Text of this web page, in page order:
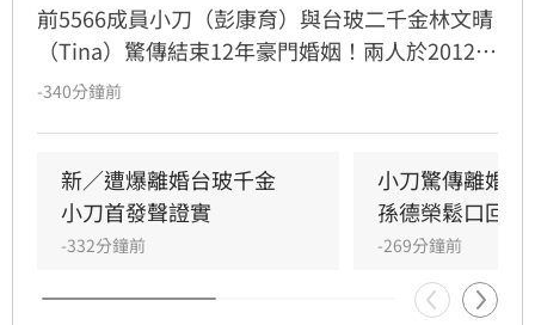
前5566成員小刀（彭康育）與台玻二千金林文晴
（Tina）驚傳結束12年豪門婚姻！兩人於2012年
舉辦耗資逾500萬的世紀婚宴，曾是演藝圈與豪
長年相處失去交集，且小刀長期「無特別作為」
導致感情破裂。小刀昔日以5566成員身分紅遍亞
洲，後轉型幕後經營影視與文創事業，對於婚變
傳聞，雙方至今皆未公開回應與說明，昔日宛如
童
-340分鐘前
新／遭爆離婚台玻千金
小刀首發聲證實
-332分鐘前
小刀驚傳離婚
孫德榮鬆口回應
-269分鐘前